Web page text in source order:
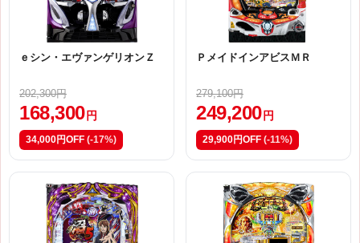
ｅシン・エヴァンゲリオンＺ
202,300円
168,300 円
34,000円OFF (-17%)
ＰメイドインアビスＭＲ
279,100円
249,200 円
29,900円OFF (-11%)